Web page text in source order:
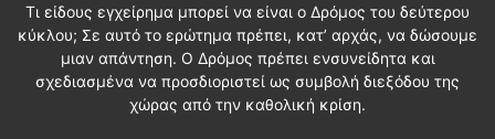
Τι είδους εγχείρημα μπορεί να είναι ο Δρόμος του δεύτερου
κύκλου; Σε αυτό το ερώτημα πρέπει, κατ’ αρχάς, να δώσουμε
μιαν απάντηση. Ο Δρόμος πρέπει ενσυνείδητα και
σχεδιασμένα να προσδιοριστεί ως συμβολή διεξόδου της
χώρας από την καθολική κρίση.